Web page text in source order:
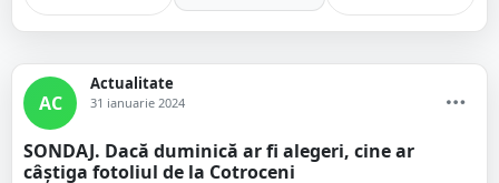
AC
Actualitate
31 ianuarie 2024
SONDAJ. Dacă duminică ar fi alegeri, cine ar
câștiga fotoliul de la Cotroceni